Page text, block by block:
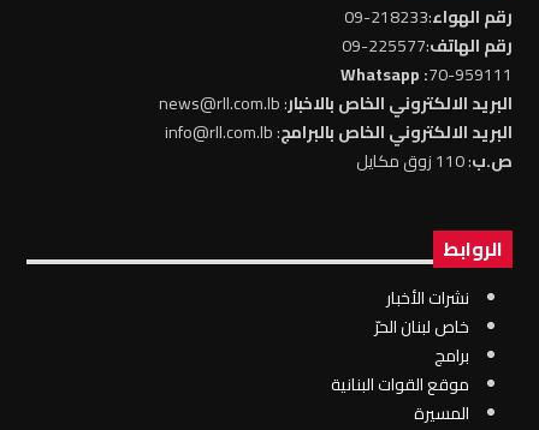
رقم الهواء:218233-09
رقم الهاتف:225577-09
70-959111
: Whatsapp
البريد الالكتروني الخاص بالاخبار: news@rll.com.lb
البريد الالكتروني الخاص بالبرامج: info@rll.com.lb
ص.ب: 110 زوق مكايل
الروابط
نشرات الأخبار
خاص لبنان الحرّ
برامج
موقع القوات البنانية
المسيرة